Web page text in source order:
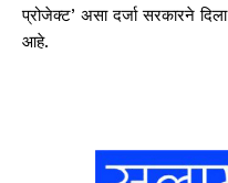
प्रोजेक्ट’ असा दर्जा सरकारने दिला
आहे.